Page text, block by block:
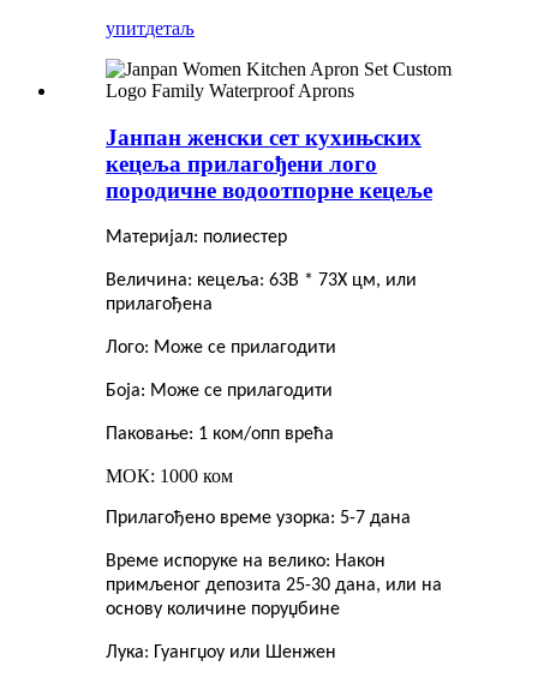
упитдетаљ
Јанпан женски сет кухињских
кецеља прилагођени лого
породичне водоотпорне кецеље
Материјал: полиестер
Величина: кецеља: 63В * 73Х цм, или
прилагођена
Лого: Може се прилагодити
Боја: Може се прилагодити
Паковање: 1 ком/опп врећа
МОК: 1000 ком
Прилагођено време узорка: 5-7 дана
Време испоруке на велико: Након
примљеног депозита 25-30 дана, или на
основу количине поруџбине
Лука: Гуангџоу или Шенжен